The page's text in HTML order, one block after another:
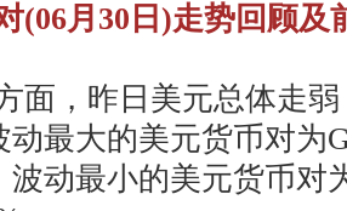
(06月30日)走势回顾及
，昨日美元总体走弱
动最大的美元货币对为
波动最小的美元货币对